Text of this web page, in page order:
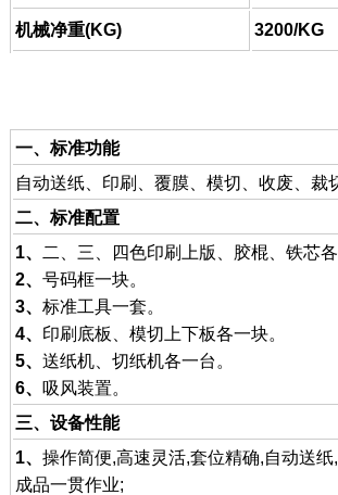
机械净重(KG) 3200/KG
一、标准功能
自动送纸、印刷、覆膜、模切、收废、裁
二、标准配置
1、
二、三、四色印刷上版、胶棍、铁芯各
2、号码框一块。
3、标准工具一套。
4、 印刷底板、模切上下板各一块。
5、送纸机、切纸机各一台。
6、 吸风装置。
三、设备性能
1、操作简便,高速灵活,套位精确,自动送
成品一贯作业;